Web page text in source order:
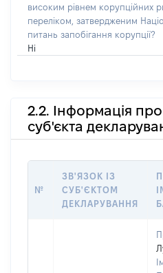
високим рівнем корупційних
переліком, затвердженим
питань запобігання корупції?
Ні
2.2. Інформація про
суб'єкта
№
ЗВ'ЯЗОК ІЗ
СУБ'ЄКТОМ
ДЕКЛАРУВАННЯ